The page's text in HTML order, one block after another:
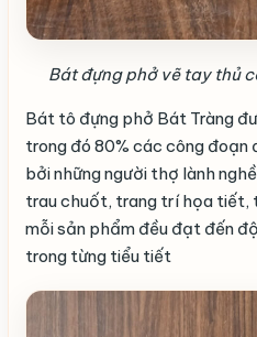
Bát đựng phở vẽ tay thủ
Bát tô đựng phở Bát Tràng
trong đó 80% các công
bởi những người thợ lành
trau chuốt, trang trí họa tiết,
mỗi sản phẩm đều đạt đến
trong từng tiểu tiết